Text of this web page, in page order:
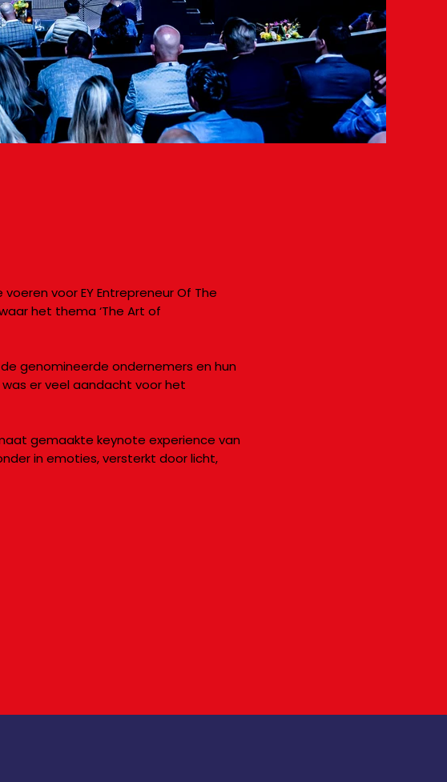
voor EY Entrepreneur Of The
het thema ‘The Art of
genomineerde ondernemers en hun
er veel aandacht voor het
gemaakte keynote experience van
in emoties, versterkt door licht,